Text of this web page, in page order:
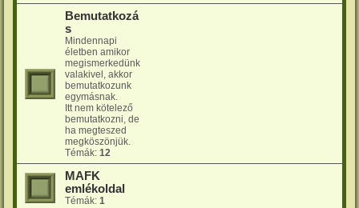
Bemutatkozá
s
Mindennapi
életben amikor
megismerkedünk
valakivel, akkor
bemutatkozunk
egymásnak.
Itt nem kötelező
bemutatkozni, de
ha megteszed
megköszönjük.
Témák: 12
MAFK
emlékoldal
Témák: 1